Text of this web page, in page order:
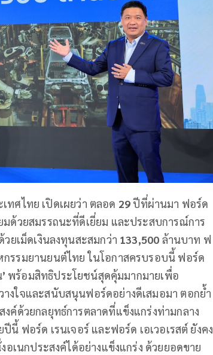
ทศไทย เปิดเผยว่า ตลอด 29ปีที่ผ่านมา ฟอร์ด
ด้วยสมรรถนะที่ดีเยี่ยม และประสบการณ์การ
ยเม็ดเงินลงทุนสะสมกว่า 133,500 ล้านบาท ฟ
รรมยานยนต์ไทย ในโอกาสครบรอบนี้ ฟอร์ด
’ พร้อมสิทธิประโยชน์สุดคุ้มมากมายเพื่อ
ใจและสนับสนุนฟอร์ดอย่างดีเสมอมา ตอกย้ำ
ค์ด้วยกลยุทธ์การตลาดที่แข็งแกร่งท่ามกลาง
ฟอร์ด เรนเจอร์ และฟอร์ด เอเวอเรสต์ ยังคง
เนกประสงค์ได้อย่างแข็งแกร่ง ด้วยยอดขาย